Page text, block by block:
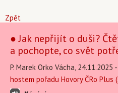
Zpět
● Jak nepřijít o duši?
a pochopte, co svět
P. Marek Orko Vácha,
hostem pořadu Hovory ČRo Plus